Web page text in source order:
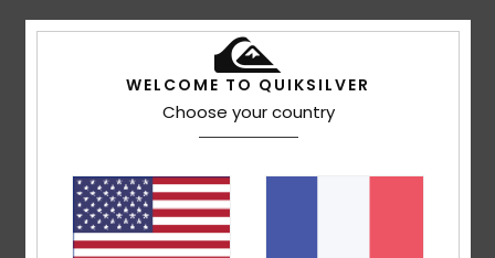
Caractéristiques
Collection :collection Global Heat
molleton 55% coton biologique, 45%
polyester recyclé [280 g/m²]
Encolure :encolure à capuche
Manches :manches longues
Poches :Poches kangourou
WELCOME TO QUIKSILVER
Choose your country